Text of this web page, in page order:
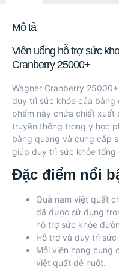
Mô tả
Viên uống hỗ trợ sức
Cranberry 25000+
Wagner Cranberry
duy trì sức khỏe của bàng
phẩm này chứa chiết
truyền thống trong y học
bàng quang và cung cấp
giúp duy trì sức khỏe tổng
Đặc điểm nổi
Quả nam việt quất
đã được sử dụng
hỗ trợ sức khỏe
Hỗ trợ và duy trì
Mỗi viên nang cung
việt quất dễ nuốt.